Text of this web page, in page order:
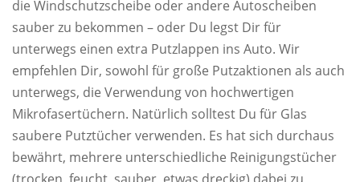
die Windschutzscheibe oder andere Autoscheiben
sauber zu bekommen – oder Du legst Dir für
unterwegs einen extra Putzlappen ins Auto. Wir
empfehlen Dir, sowohl für große Putzaktionen als auch
unterwegs, die Verwendung von hochwertigen
Mikrofasertüchern. Natürlich solltest Du für Glas
saubere Putztücher verwenden. Es hat sich durchaus
bewährt, mehrere unterschiedliche Reinigungstücher